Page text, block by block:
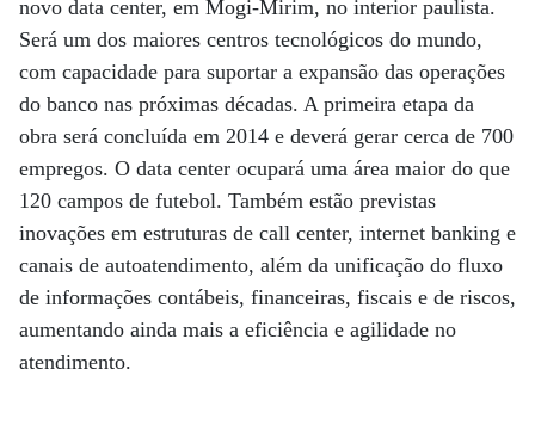
novo data center, em Mogi-Mirim, no interior paulista.
Será um dos maiores centros tecnológicos do mundo,
com capacidade para suportar a expansão das operações
do banco nas próximas décadas. A primeira etapa da
obra será concluída em 2014 e deverá gerar cerca de 700
empregos. O data center ocupará uma área maior do que
120 campos de futebol. Também estão previstas
inovações em estruturas de call center, internet banking e
canais de autoatendimento, além da unificação do fluxo
de informações contábeis, financeiras, fiscais e de riscos,
aumentando ainda mais a eficiência e agilidade no
atendimento.